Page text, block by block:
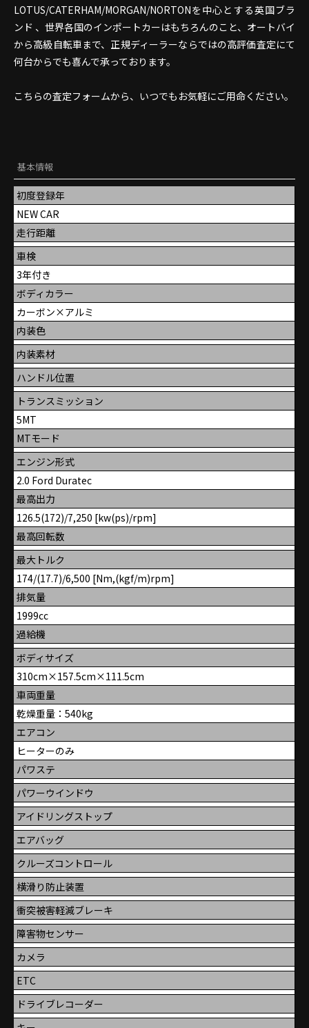
LOTUS/CATERHAM/MORGAN/NORTONを中心とする英国ブラ
ンド 、世界各国のインポートカーはもちろんのこと、オートバイ
から高級自転車まで、正規ディーラーならではの高評価査定にて
何台からでも喜んで承っております。
こちらの査定フォームから、いつでもお気軽にご用命ください。
基本情報
初度登録年
NEW CAR
走行距離
車検
3年付き
ボディカラー
カーボン×アルミ
内装色
内装素材
ハンドル位置
トランスミッション
5MT
MTモード
エンジン形式
2.0 Ford Duratec
最高出力
126.5(172)/7,250 [kw(ps)/rpm]
最高回転数
最大トルク
174/(17.7)/6,500 [Nm,(kgf/m)rpm]
排気量
1999cc
過給機
ボディサイズ
310cm×157.5cm×111.5cm
車両重量
乾燥重量：540kg
エアコン
ヒーターのみ
パワステ
パワーウインドウ
アイドリングストップ
エアバッグ
クルーズコントロール
横滑り防止装置
衝突被害軽減ブレーキ
障害物センサー
カメラ
ETC
ドライブレコーダー